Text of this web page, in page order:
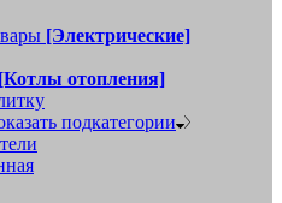
[Электрические]
[Котлы отопления]
подкатегории